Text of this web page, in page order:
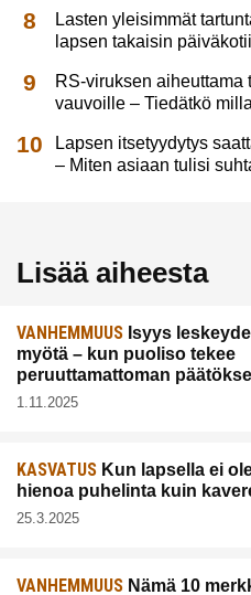
Lasten yleisimmät
lapsen takaisin
RS-viruksen
vauvoille – Tiedätkö
Lapsen itsetyydytys
– Miten asiaan tulisi
Lisää aiheesta
VANHEMMUUS Isyys
myötä – kun puoliso tekee
peruuttamattoman
1.11.2025
KASVATUS Kun lapsella ei
hienoa puhelinta kuin
25.3.2025
VANHEMMUUS Nämä 10